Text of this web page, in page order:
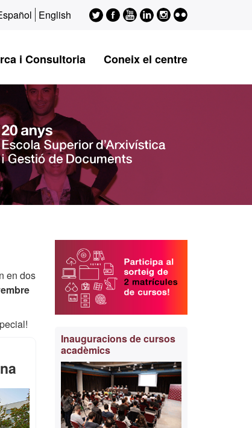
English Twitter
ESAGED
Facebook
ESAGED
Youtube
ESAGED
LinkedIn
ESAGED
Instagram
ESAGED
Flickr
i Consultoria Coneix el centre
en dos
Informació
complementària
Inauguracions de cursos
acadèmics